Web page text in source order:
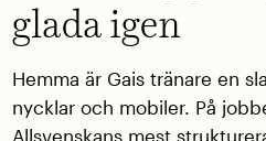
glada igen
Hemma är Gais tränare en
nycklar och mobiler. På
Allsvenskans mest